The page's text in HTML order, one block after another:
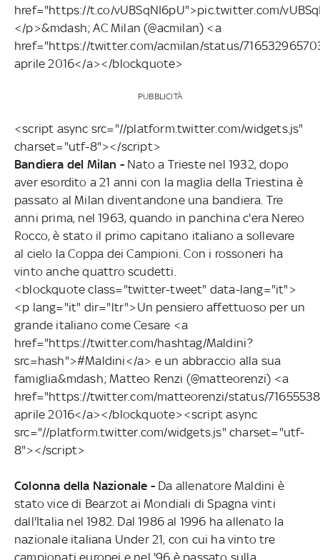
href="https://t.co/vUBSqNI6pU">pic.twitter.com/
</p>&mdash; AC Milan (@acmilan) <a
href="https://twitter.com/acmilan/status/
aprile 2016</a></blockquote>
PUBBLICITÀ
<script async src="//platform.twitter.com/widgets.js"
charset="utf-8"></script>
Bandiera del Milan -Nato a Trieste nel 1932, dopo
aver esordito a 21 anni con la maglia della Triestina è
passato al Milan diventandone una bandiera. Tre
anni prima, nel 1963, quando in panchina c'era Nereo
Rocco, è stato il primo capitano italiano a sollevare
al cielo la Coppa dei Campioni. Con i rossoneri ha
vinto anche quattro scudetti.
<blockquote class="twitter-tweet" data-lang="it">
<p lang="it" dir="ltr">Un pensiero affettuoso per un
grande italiano come Cesare <a
href="https://twitter.com/hashtag/Maldini?
src=hash">#Maldini</a> e un abbraccio alla sua
famiglia&mdash; Matteo Renzi (@matteorenzi) <a
href="https://twitter.com/matteorenzi/status/
aprile 2016</a></blockquote><script async
src="//platform.twitter.com/widgets.js" charset="utf-
8"></script>
Colonna della Nazionale -Da allenatore Maldini è
stato vice di Bearzot ai Mondiali di Spagna vinti
dall'Italia nel 1982. Dal 1986 al 1996 ha allenato la
nazionale italiana Under 21, con cui ha vinto tre
campionati europei e nel '96 è passato sulla